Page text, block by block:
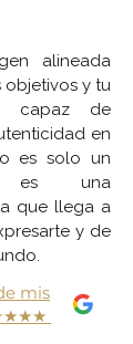
alineada
objetivos y tu
capaz de
en
es solo un
es una
que llega a
y de
mis